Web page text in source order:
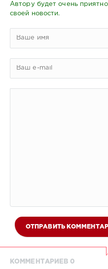
Автору будет очень
своей новости.
ОТПРАВИТЬ
КОММЕНТАРИЕВ 0